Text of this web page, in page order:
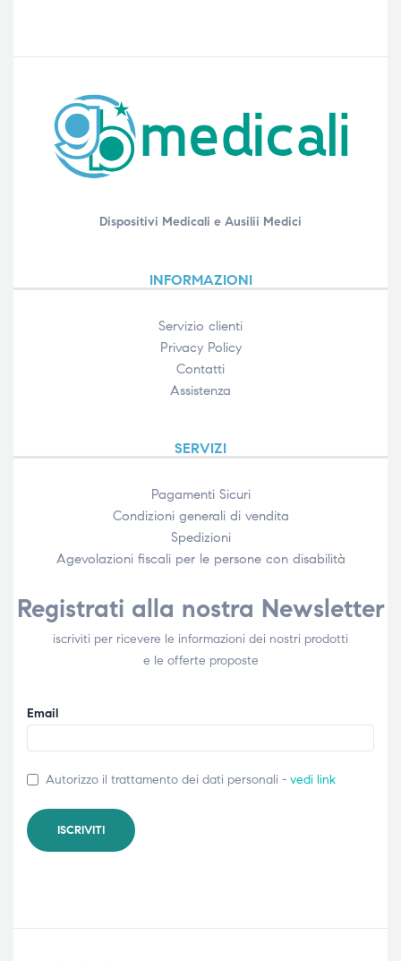
Dispositivi Medicali e Ausilii Medici
INFORMAZIONI
Servizio clienti
Privacy Policy
Contatti
Assistenza
SERVIZI
Pagamenti Sicuri
Condizioni generali di vendita
Spedizioni
Agevolazioni fiscali per le persone con disabilità​
Registrati alla nostra Newsletter
iscriviti per ricevere le informazioni dei nostri prodotti
e le offerte proposte
Email
Autorizzo il trattamento dei dati personali - vedi link